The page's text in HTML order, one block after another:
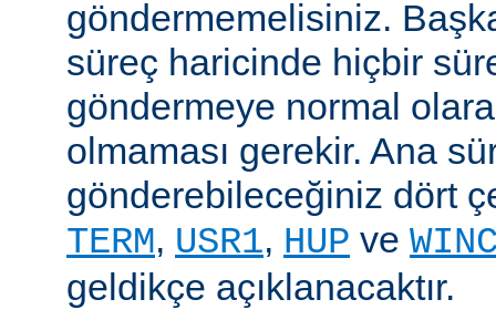
göndermemelisiniz.
süreç haricinde hiçbir
göndermeye normal
olmaması gerekir. Ana
gönderebileceğiniz dört
TERM, USR1, HUP ve
geldikçe açıklanacaktır.